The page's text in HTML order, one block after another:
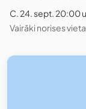
C. 24. sept. 20:00
Vairāki norises